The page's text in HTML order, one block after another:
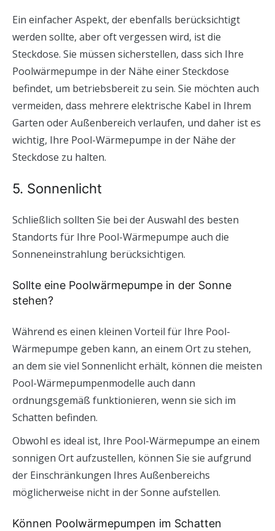
Ein einfacher Aspekt, der ebenfalls berücksichtigt
werden sollte, aber oft vergessen wird, ist die
Steckdose. Sie müssen sicherstellen, dass sich Ihre
Poolwärmepumpe in der Nähe einer Steckdose
befindet, um betriebsbereit zu sein. Sie möchten auch
vermeiden, dass mehrere elektrische Kabel in Ihrem
Garten oder Außenbereich verlaufen, und daher ist es
wichtig, Ihre Pool-Wärmepumpe in der Nähe der
Steckdose zu halten.
5. Sonnenlicht
Schließlich sollten Sie bei der Auswahl des besten
Standorts für Ihre Pool-Wärmepumpe auch die
Sonneneinstrahlung berücksichtigen.
Sollte eine Poolwärmepumpe in der Sonne
stehen?
Während es einen kleinen Vorteil für Ihre Pool-
Wärmepumpe geben kann, an einem Ort zu stehen,
an dem sie viel Sonnenlicht erhält, können die meisten
Pool-Wärmepumpenmodelle auch dann
ordnungsgemäß funktionieren, wenn sie sich im
Schatten befinden.
Obwohl es ideal ist, Ihre Pool-Wärmepumpe an einem
sonnigen Ort aufzustellen, können Sie sie aufgrund
der Einschränkungen Ihres Außenbereichs
möglicherweise nicht in der Sonne aufstellen.
Können Poolwärmepumpen im Schatten